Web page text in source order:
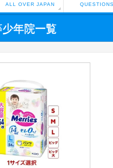
ALL OVER JAPAN QUESTIONS
年院一覧